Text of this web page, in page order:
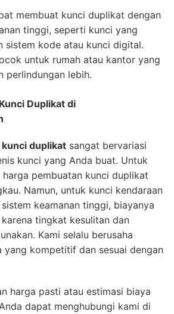
membuat kunci duplikat dengan
tinggi, seperti kunci yang
sistem kode atau kunci digital.
untuk rumah atau kantor yang
perlindungan lebih.
Duplikat di
duplikat sangat bervariasi
kunci yang Anda buat. Untuk
harga pembuatan kunci duplikat
Namun, untuk kunci kendaraan
keamanan tinggi, biayanya
tingkat kesulitan dan
Kami selalu berusaha
yang kompetitif dan sesuai dengan
harga pasti atau estimasi biaya
dapat menghubungi kami di